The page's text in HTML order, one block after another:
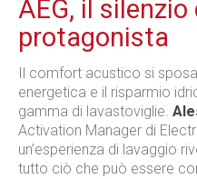
AEG, il
protagonista
Il comfort acustico si
energetica e il risparmio
gamma di lavastoviglie.
Activation Manager di
un’esperienza di lavaggio
tutto ciò che può essere